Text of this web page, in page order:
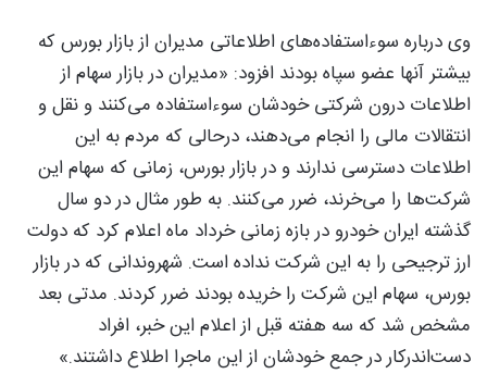
وی درباره سوءاستفاده‌های اطلاعاتی مدیران از بازار بورس که
بیشتر آنها عضو سپاه بودند افزود: «مدیران در بازار سهام از
اطلاعات درون شرکتی خودشان سوءاستفاده می‌کنند و نقل ‌و
انتقالات مالی را انجام می‌دهند، درحالی که مردم به این
اطلاعات دسترسی ندارند و در بازار بورس، زمانی که سهام این
شرکت‌ها را می‌خرند، ضرر می‌کنند. به طور مثال در دو سال
گذشته ایران خودرو در بازه زمانی خرداد ماه اعلام کرد که دولت
ارز ترجیحی را به این شرکت نداده است. شهروندانی که در بازار
بورس، سهام این شرکت را خریده بودند ضرر کردند. مدتی بعد
مشخص شد که سه هفته قبل از اعلام این خبر، افراد
دست‌اندر‌کار در جمع خودشان از این ماجرا اطلاع داشتند.»